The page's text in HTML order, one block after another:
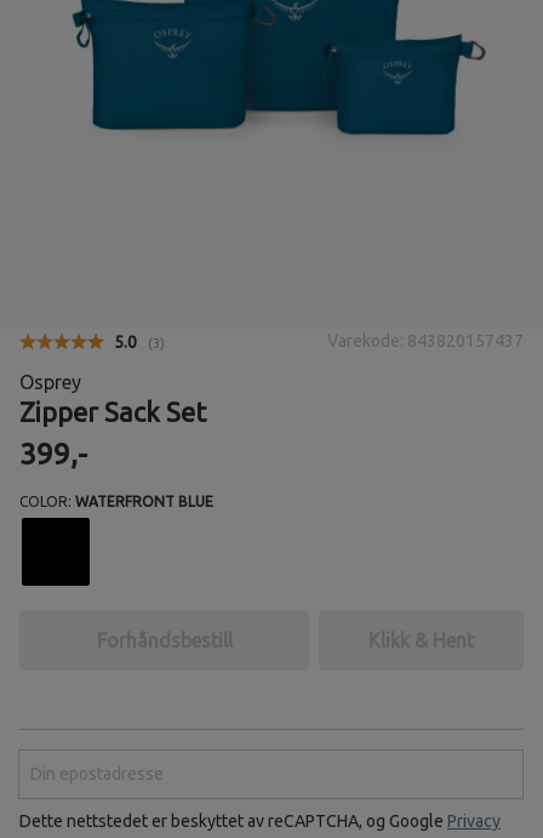
Gjennomsnittskarakter:
5.0 (stemmer:
3) Varekode: 843820157437
Osprey
Zipper Sack Set
399,-
COLOR: WATERFRONT BLUE
Forhåndsbestill Klikk & Hent
Dette nettstedet er beskyttet av reCAPTCHA, og Google Privacy